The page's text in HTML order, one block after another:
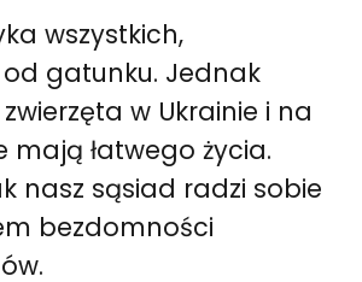
wszystkich,
od gatunku. Jednak
w Ukrainie i na
mają łatwego życia.
nasz sąsiad radzi sobie
bezdomności